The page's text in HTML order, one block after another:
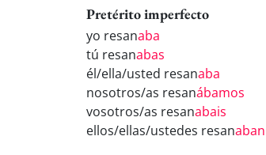
Pretérito imperfecto
yo resanaba
tú resanabas
él/ella/usted resanaba
nosotros/as resanábamos
vosotros/as resanabais
ellos/ellas/ustedes resanaban